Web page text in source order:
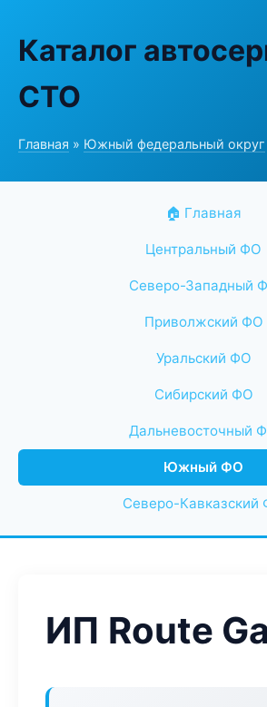
Каталог
СТО
Главная » Южный федеральный округ
🏠 Главная
Центральный ФО
Северо-Западный
Приволжский ФО
Уральский ФО
Сибирский ФО
Дальневосточный
Южный ФО
Северо-Кавказский
ИП Route